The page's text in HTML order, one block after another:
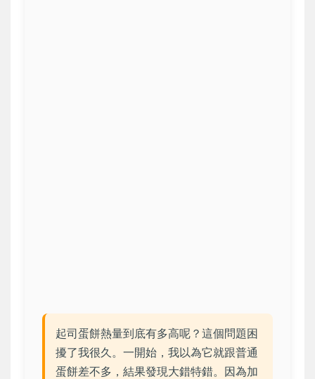
起司蛋餅熱量到底有多高呢？這個問題困
擾了我很久。一開始，我以為它就跟普通
蛋餅差不多，結果發現大錯特錯。因為加